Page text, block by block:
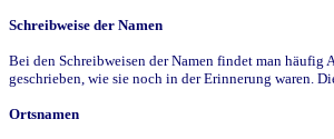
Schreibweise der Namen
Bei den Schreibweisen der Namen findet man häufig
geschrieben, wie sie noch in der Erinnerung waren.
Ortsnamen